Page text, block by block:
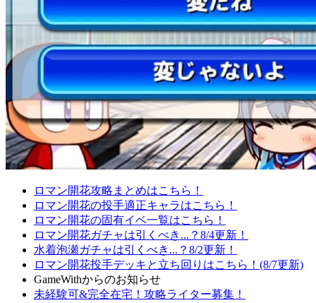
ロマン開花攻略まとめはこちら！
ロマン開花の投手適正キャラはこちら！
ロマン開花の固有イベ一覧はこちら！
ロマン開花ガチャは引くべき...？8/4更新！
水着泡瀬ガチャは引くべき...？8/2更新！
ロマン開花投手デッキと立ち回りはこちら！(8/7更新)
GameWithからのお知らせ
未経験可&完全在宅！攻略ライター募集！